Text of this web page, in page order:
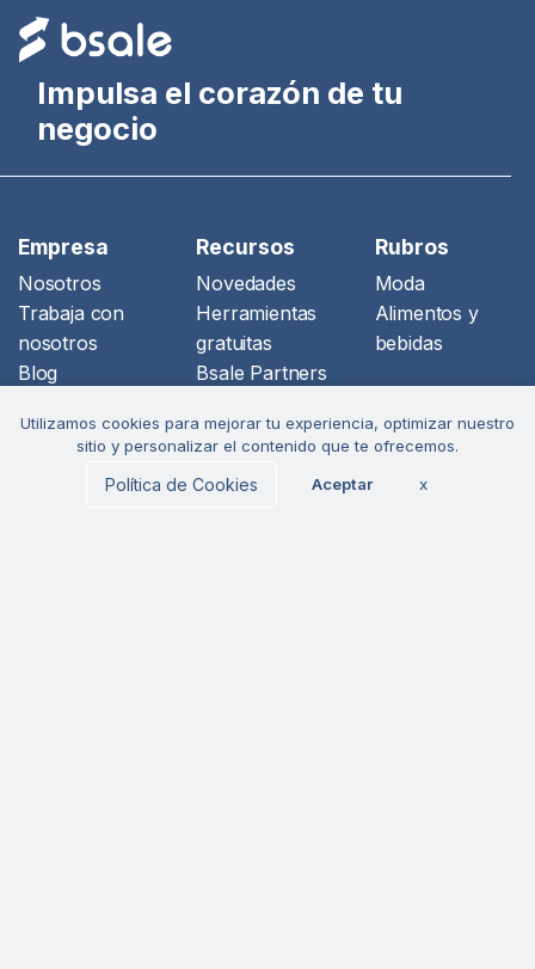
Impulsa el corazón de tu
negocio
Empresa
Nosotros
Trabaja con
nosotros
Blog
Recomiéndanos
Embajadores
Mapa del sitio
Recursos
Novedades
Herramientas
gratuitas
Bsale Partners
Adicionales
Condiciones de
Rubros
Moda
Alimentos y
bebidas
Utilizamos cookies para mejorar tu experiencia, optimizar nuestro
sitio y personalizar el contenido que te ofrecemos.
Política de Cookies Aceptar x